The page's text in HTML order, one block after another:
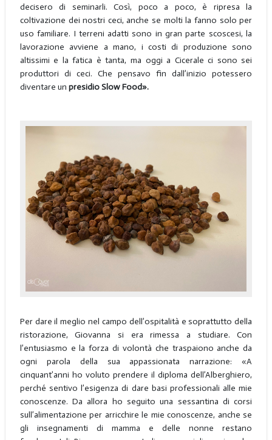
decisero di seminarli. Così, poco a poco, è ripresa la
coltivazione dei nostri ceci, anche se molti la fanno solo per
uso familiare. I terreni adatti sono in gran parte scoscesi, la
lavorazione avviene a mano, i costi di produzione sono
altissimi e la fatica è tanta, ma oggi a Cicerale ci sono sei
produttori di ceci. Che pensavo fin dall’inizio potessero
diventare un presidio Slow Food».
Per dare il meglio nel campo dell’ospitalità e soprattutto della
ristorazione, Giovanna si era rimessa a studiare. Con
l’entusiasmo e la forza di volontà che traspaiono anche da
ogni parola della sua appassionata narrazione: «A
cinquant’anni ho voluto prendere il diploma dell’Alberghiero,
perché sentivo l’esigenza di dare basi professionali alle mie
conoscenze. Da allora ho seguito una sessantina di corsi
sull’alimentazione per arricchire le mie conoscenze, anche se
gli insegnamenti di mamma e delle nonne restano